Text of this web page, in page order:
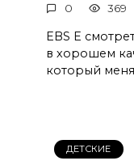
0 369
EBS E
в хорошем
который
ДЕТСКИЕ